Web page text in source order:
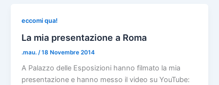
b
o
o
k
o
n
di
eccomi qua!
La mia presentazione a Roma
.mau. /18 Novembre 2014
A Palazzo delle Esposizioni hanno filmato la mia
presentazione e hanno messo il video su YouTube: